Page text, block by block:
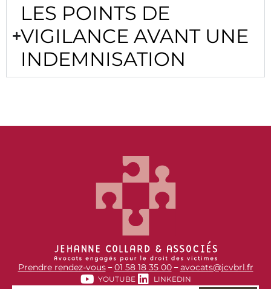
LES POINTS DE
VIGILANCE AVANT UNE
INDEMNISATION
Prendre rendez-vous–01 58 18 35 00–avocats@jcvbrl.fr
YOUTUBE LINKEDIN